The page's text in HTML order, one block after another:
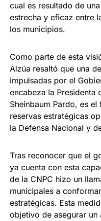
cual es resultado de
estrecha y eficaz entre
los municipios.
Como parte de esta
Alzúa resaltó que una
impulsadas por el
encabeza la Presidenta
Sheinbaum Pardo, es
reservas estratégicas
la Defensa Nacional y
Tras reconocer que el
ya cuenta con esta
de la CNPC hizo un
municipales a
estratégicas. Esta
objetivo de asegurar